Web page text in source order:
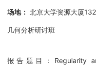
场地： 北京大学资源大厦
几何分析研讨班
报告题目：Regularity